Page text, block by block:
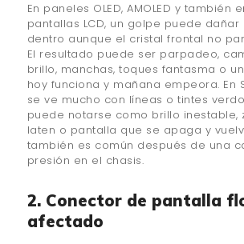
En paneles OLED, AMOLED y también
pantallas LCD, un golpe puede
dentro aunque el cristal frontal no
El resultado puede ser parpadeo,
brillo, manchas, toques fantasma o
hoy funciona y mañana empeora. En
se ve mucho con líneas o tintes
puede notarse como brillo inestable,
laten o pantalla que se apaga y
también es común después de una
presión en el chasis.
2. Conector de pantalla
afectado